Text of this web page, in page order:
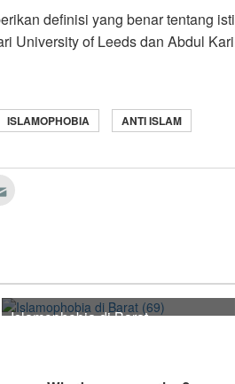
definisi yang benar tentang
University of Leeds dan Abdul
ISLAMOPHOBIA ANTI ISLAM
Islamophobia di Barat